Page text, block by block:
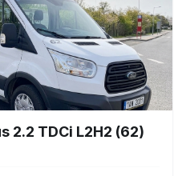
2.2 TDCi L2H2 (62)